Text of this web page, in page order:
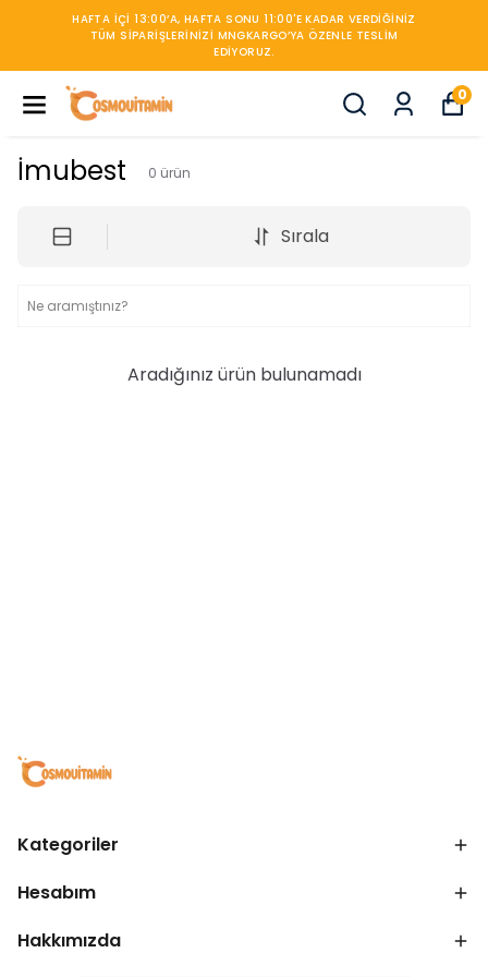
HAFTA IÇI 13:00’A, HAFTA SONU 11:00'E KADAR VERDIĞINIZ
TÜM SIPARIŞLERINIZI MNGKARGO’YA ÖZENLE TESLIM
EDIYORUZ.
0
İmubest 0 ürün
Sırala
Aradığınız ürün bulunamadı
Kategoriler
Hesabım
Hakkımızda